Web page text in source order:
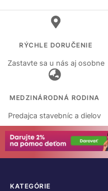
RÝCHLE DORUČENIE
Zastavte sa u nás aj osobne
MEDZINÁRODNÁ RODINA
Predajca stavebníc a dielov
KATEGÓRIE